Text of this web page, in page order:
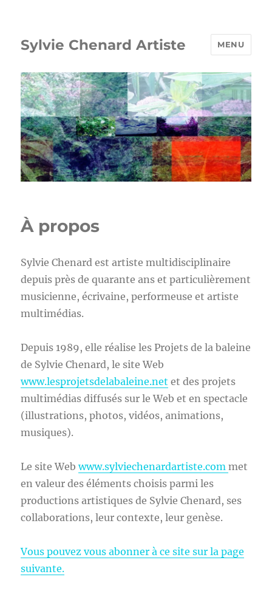
Sylvie Chenard Artiste MENU
À propos
Sylvie Chenard est artiste multidisciplinaire
depuis près de quarante ans et particulièrement
musicienne, écrivaine, performeuse et artiste
multimédias.
Depuis 1989, elle réalise les Projets de la baleine
de Sylvie Chenard, le site Web
www.lesprojetsdelabaleine.net et des projets
multimédias diffusés sur le Web et en spectacle
(illustrations, photos, vidéos, animations,
musiques).
Le site Webwww.sylviechenardartiste.commet
en valeur des éléments choisis parmi les
productions artistiques de Sylvie Chenard, ses
collaborations, leur contexte, leur genèse.
Vous pouvez vous abonner à ce site sur la page
suivante.